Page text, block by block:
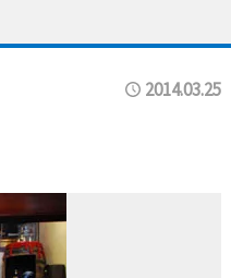
2014.03.25